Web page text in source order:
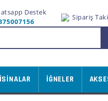
Destek
Sipariş
İĞNELER